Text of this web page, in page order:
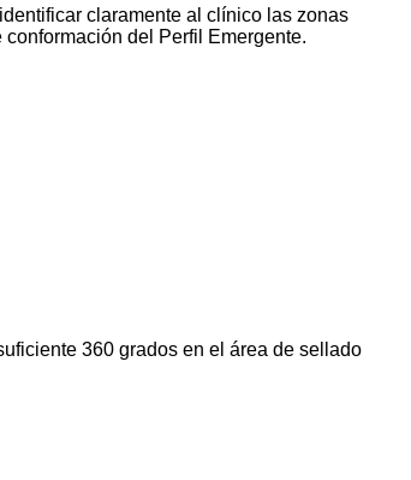
claramente al clínico las zonas
del Perfil Emergente.
360 grados en el área de sellado